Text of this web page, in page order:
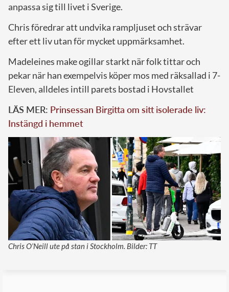
anpassa sig till livet i Sverige.
Chris föredrar att undvika rampljuset och strävar
efter ett liv utan för mycket uppmärksamhet.
Madeleines make ogillar starkt när folk tittar och
pekar när han exempelvis köper mos med räksallad i 7-
Eleven, alldeles intill parets bostad i Hovstallet
LÄS MER: Prinsessan Birgitta om sitt isolerade liv:
Instängd i hemmet
Chris O’Neill ute på stan i Stockholm. Bilder: TT